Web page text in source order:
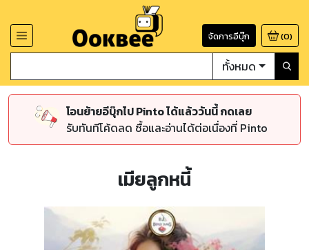
จัดการอีบุ๊ก (0)
ทั้งหมด
โอนย้ายอีบุ๊กไป Pinto ได้แล้ววันนี้ กดเลย
รับทันทีโค้ดลด ซื้อและอ่านได้ต่อเนื่องที่ Pinto
เมียลูกหนี้